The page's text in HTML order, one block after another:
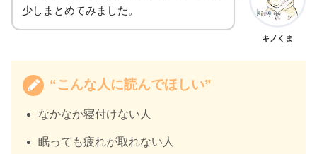
少しまとめてみました。
キノくま
“こんな人に読んでほしい”
なかなか寝付けない人
眠っても疲れが取れない人